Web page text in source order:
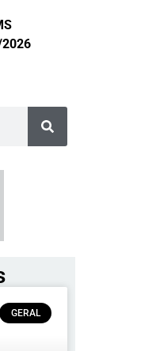
GERAL